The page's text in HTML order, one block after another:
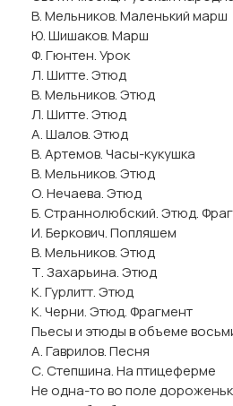
В. Мельников. Маленький марш
Ю. Шишаков. Марш
Ф. Гюнтен. Урок
Л. Шитте. Этюд
В. Мельников. Этюд
Л. Шитте. Этюд
А. Шалов. Этюд
В. Артемов. Часы-кукушка
В. Мельников. Этюд
О. Нечаева. Этюд
Б. Страннолюбский. Этюд.
И. Беркович. Попляшем
В. Мельников. Этюд
Т. Захарьина. Этюд
К. Гурлитт. Этюд
К. Черни. Этюд. Фрагмент
Пьесы и этюды в объеме
А. Гаврилов. Песня
С. Степшина. На птицеферме
Не одна-то во поле